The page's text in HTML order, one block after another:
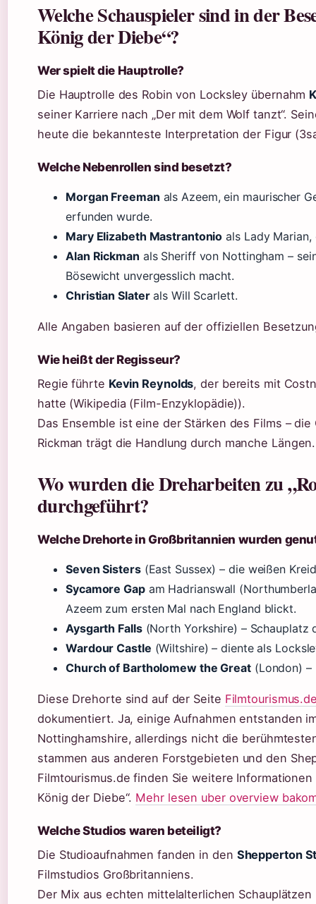
Welche Schauspieler sind in der
König der Diebe“?
Wer spielt die Hauptrolle?
Die Hauptrolle des Robin von Locksley übernahm
seiner Karriere nach „Der mit dem Wolf tanzt“.
heute die bekannteste Interpretation der Figur
Welche Nebenrollen sind besetzt?
Morgan Freeman als Azeem, ein maurischer
erfunden wurde.
Mary Elizabeth Mastrantonio als Lady
Alan Rickman als Sheriff von Nottingham –
Bösewicht unvergesslich macht.
Christian Slaterals Will Scarlett.
Alle Angaben basieren auf der offiziellen
Wie heißt der Regisseur?
Regie führte Kevin Reynolds, der bereits mit
hatte (Wikipedia (Film-Enzyklopädie)).
Das Ensemble ist eine der Stärken des Films –
Rickman trägt die Handlung durch manche Längen.
Wo wurden die Dreharbeiten zu
durchgeführt?
Welche Drehorte in Großbritannien wurden
Seven Sisters(East Sussex) – die weißen
Sycamore Gapam Hadrianswall
Azeem zum ersten Mal nach England blickt.
Aysgarth Falls(North Yorkshire) – Schauplatz
Wardour Castle (Wiltshire) – diente als
Church of Bartholomew the Great(London) –
Diese Drehorte sind auf der Seite
dokumentiert. Ja, einige Aufnahmen entstanden
Nottinghamshire, allerdings nicht die
stammen aus anderen Forstgebieten und den
Filmtourismus.de finden Sie weitere
König der Diebe“. Mehr lesen uber overview
Welche Studios waren beteiligt?
Die Studioaufnahmen fanden in den Shepperton
Filmstudios Großbritanniens.
Der Mix aus echten mittelalterlichen